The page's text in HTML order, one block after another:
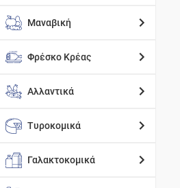
Μαναβική
Φρέσκο Κρέας
Αλλαντικά
Τυροκομικά
Γαλακτοκομικά